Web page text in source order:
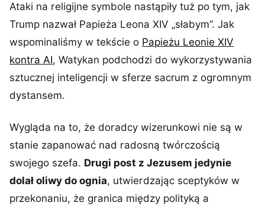
Ataki na religijne symbole nastąpiły tuż po tym, jak
Trump nazwał Papieża Leona XIV „słabym”. Jak
wspominaliśmy w tekście o Papieżu Leonie XIV
kontra AI, Watykan podchodzi do wykorzystywania
sztucznej inteligencji w sferze sacrum z ogromnym
dystansem.
Wygląda na to, że doradcy wizerunkowi nie są w
stanie zapanować nad radosną twórczością
swojego szefa. Drugi post z Jezusem jedynie
dolał oliwy do ognia, utwierdzając sceptyków w
przekonaniu, że granica między polityką a